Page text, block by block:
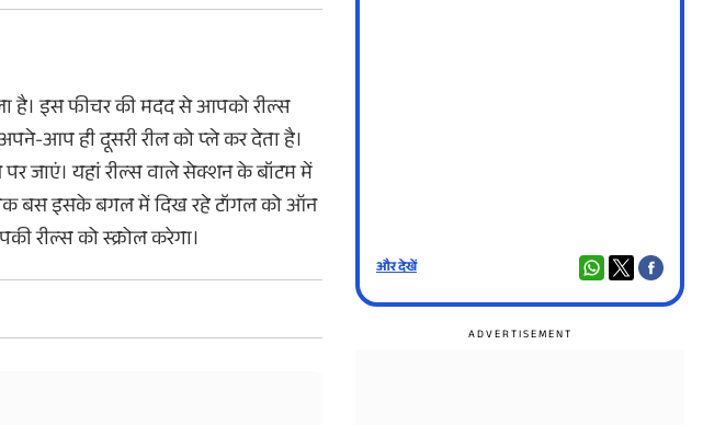
है। इस फीचर की मदद से आपको रील्स
आप ही दूसरी रील को प्ले कर देता है।
जाएं। यहां रील्स वाले सेक्शन के बॉटम में
बस इसके बगल में दिख रहे टॉगल को ऑन
रील्स को स्क्रोल करेगा।
और देखें